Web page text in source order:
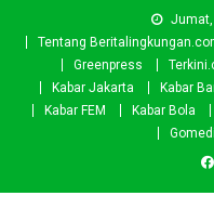
Tentang
Greenpress
Kabar Jakarta
Kabar
Kabar FEM
Kabar Bola